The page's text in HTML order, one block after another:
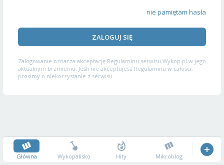
nie pamiętam hasła
ZALOGUJ SIĘ
Zalogowanie oznacza akceptację Regulaminu serwisu Wykop.pl w jego
aktualnym brzmieniu. Jeśli nie akceptujesz Regulaminu w całości,
prosimy o niekorzystanie z serwisu.
Główna Wykopalisko Hity Mikroblog